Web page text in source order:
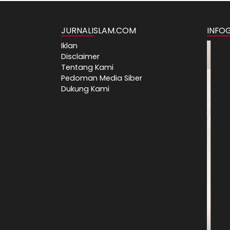
JURNALISLAM.COM
Iklan
Disclaimer
Tentang Kami
Pedoman Media Siber
Dukung Kami